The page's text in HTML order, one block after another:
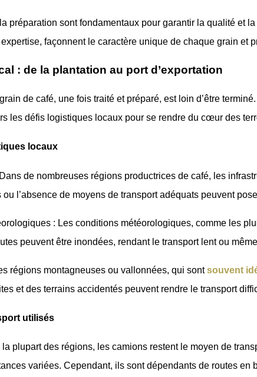
préparation sont fondamentaux pour garantir la qualité et
façonnent le caractère unique de chaque grain et
: de la plantation au port d’exportation
de café, une fois traité et préparé, est loin d’être
les défis logistiques locaux pour se rendre du cœur des
locaux
de nombreuses régions productrices de café, les
ou l’absence de moyens de transport adéquats peuvent
: Les conditions météorologiques, comme les
peuvent être inondées, rendant le transport lent ou
régions montagneuses ou vallonnées, qui sontsouvent
et des terrains accidentés peuvent rendre le transport
utilisés
plupart des régions, les camions restent le moyen de
variées. Cependant, ils sont dépendants de routes